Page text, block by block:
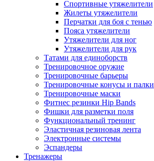
Спортивные утяжелители
Жилеты утяжелители
Перчатки для боя с тенью
Пояса утяжелители
Утяжелители для ног
Утяжелители для рук
Татами для единоборств
Тренировочное оружие
Тренировочные барьеры
Тренировочные конусы и палки
Тренировочные маски
Фитнес резинки Hip Bands
Фишки для разметки поля
Функциональный тренинг
Эластичная резиновая лента
Электронные системы
Эспандеры
Тренажеры